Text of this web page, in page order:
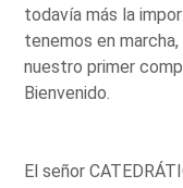
todavía más la
tenemos en
nuestro primer
Bienvenido.
El señor